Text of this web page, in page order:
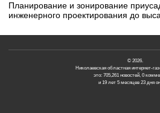
Планирование и зонирование
инженерного проектирования до
© 2026.
Николаевская областная интернет-
это: 705,261 новостей, 0
и 19 лет 5 месяцев 23 дня